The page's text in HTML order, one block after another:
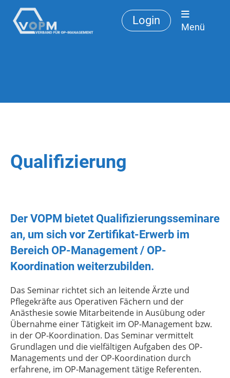
Login
Menü
Qualifizierung
Der VOPM bietet Qualifizierungsseminare
an, um sich vor Zertifikat-Erwerb im
Bereich OP-Management / OP-
Koordination weiterzubilden.
Das Seminar richtet sich an leitende Ärzte und
Pflegekräfte aus Operativen Fächern und der
Anästhesie sowie Mitarbeitende in Ausübung oder
Übernahme einer Tätigkeit im OP-Management bzw.
in der OP-Koordination. Das Seminar vermittelt
Grundlagen und die vielfältigen Aufgaben des OP-
Managements und der OP-Koordination durch
erfahrene, im OP-Management tätige Referenten.